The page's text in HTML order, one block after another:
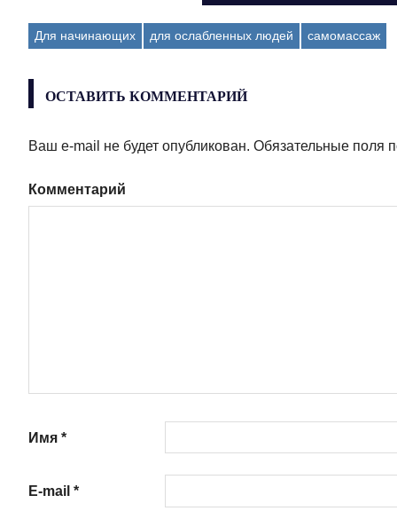
по
записям
Для начинающих для ослабленных людей самомассаж
ОСТАВИТЬ КОММЕНТАРИЙ
Ваш e-mail не будет опубликован. Обязательные поля
Комментарий
Имя *
E-mail *